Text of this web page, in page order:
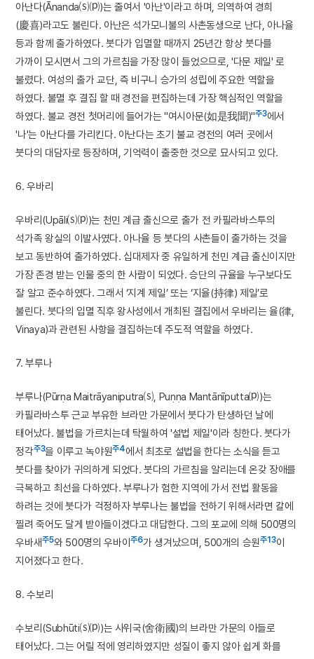
아난다(Ānanda⒮⒫)는 줄여서 '아난'이라고 하며, 의역하여 경희
(慶喜)라고도 불린다. 아난은 석가모니불의 사촌동생으로 난다, 아나율
등과 함께 출가하였다. 붓다가 입멸할 때까지 25년간 항상 붓다를
가까이 모시면서 그의 가르침을 가장 많이 들었으므로, '다문 제일' 로
불렸다. 여성의 출가 교단, 즉 비구니 승가의 성립에 주요한 역할을
하였다. 불멸 후 결집 할 때 경전을 편집하는데 가장 핵심적인 역할을
하였다. 불교 경전 첫머리에 들어가는 "여시아문(如是我聞)"주3에서
'나'는 아난다를 가리킨다. 아난다는 초기 불교 경전의 여러 곳에서
붓다의 대담자로 등장하며, 기억력이 출중한 것으로 묘사되고 있다.
6. 우바리
우바리(Upāli⒮⒫)는 천민 계급 출신으로 출가 전 카필라바스투의
석가족 왕실의 이발사였다. 아나율 등 붓다의 사촌들이 출가하는 것을
보고 동반하여 출가하였다. 십대제자 중 유일하게 천민 계급 출신이지만
가장 존경 받는 인물 중의 한 사람이 되었다. 승단의 규율을 누구보다도
잘 알고 준수하였다. 그래서 ‘지계 제일’ 또는 ‘지율(持律) 제일’로
불린다. 붓다의 입멸 직후 왕사성에서 개최된 결집에서 우바리는 율(律,
Vinaya)과 관련된 사항을 결집하는데 주도적 역할을 하였다.
7. 부루나
부루나(Pūrṇa Maitrāyaniputra⒮, Puṇṇa Mantānīputta⒫)는
카필라바스투 근교 부유한 브라만 가문에서 붓다가 탄생하던 날에
태어났다. 불법을 가르치는데 탁월하여 '설법 제일'이라 칭한다. 붓다가
정각주3을 이루고 녹야원주4에서 최초로 설법을 한다는 소식을 듣고
붓다를 찾아가 귀의하게 되었다. 붓다의 가르침을 알리는데 온갖 장애를
극복하고 최선을 다하였다. 부루나가 험한 지역에 가서 전법 활동을
하려는 것에 붓다가 걱정하자 부루나는 불법을 전하기 위해서라면 칼에
찔려 죽어도 달게 받아들이겠다고 대답한다. 그의 포교에 의해 500명의
우바새주5와 500명의 우바이주6가 생겨났으며, 500개의 승원주13이
지어졌다고 한다.
8. 수보리
수보리(Subhūti⒮⒫)는 사위국(舍衛國)의 브라만 가문의 아들로
태어났다. 그는 어릴 적에 영리하였지만 성질이 좋지 않아 쉽게 화를